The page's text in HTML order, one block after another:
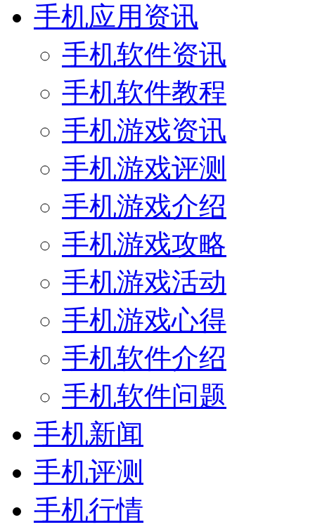
手机应用资讯
手机软件资讯
手机软件教程
手机游戏资讯
手机游戏评测
手机游戏介绍
手机游戏攻略
手机游戏活动
手机游戏心得
手机软件介绍
手机软件问题
手机新闻
手机评测
手机行情